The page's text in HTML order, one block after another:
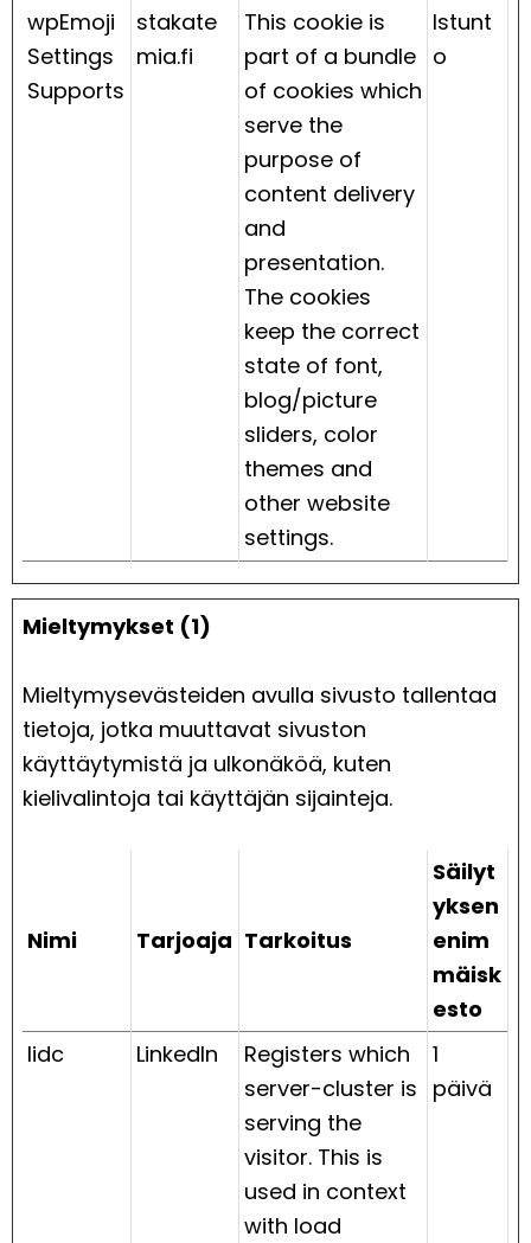
wpEmoji
Settings
Supports
stakate
mia.fi
This cookie is
part of a bundle
of cookies which
serve the
purpose of
content delivery
and
presentation.
The cookies
keep the correct
state of font,
blog/picture
sliders, color
themes and
other website
settings.
Istunt
o
Mieltymykset (1)
Mieltymysevästeiden avulla sivusto tallentaa
tietoja, jotka muuttavat sivuston
käyttäytymistä ja ulkonäköä, kuten
kielivalintoja tai käyttäjän sijainteja.
Nimi Tarjoaja Tarkoitus
Säilyt
yksen
enim
mäisk
esto
lidc
LinkedIn
Registers which
server-cluster is
serving the
visitor. This is
used in context
with load
1
päivä